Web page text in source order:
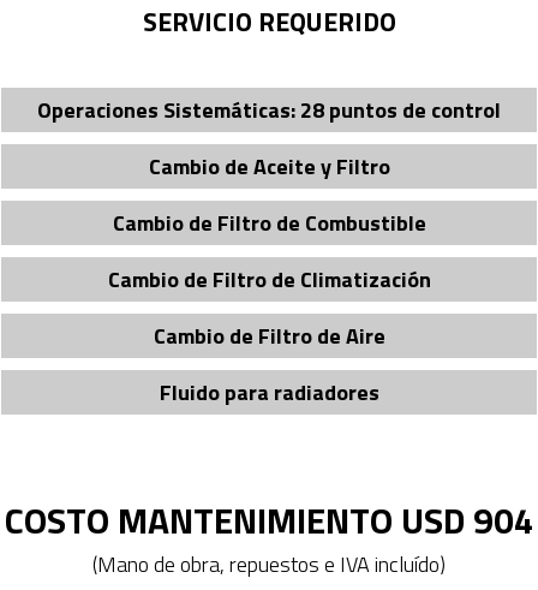
COSTO MANTENIMIENTO USD 904
(Mano de obra, repuestos e IVA incluído)
SERVICIO REQUERIDO
Operaciones Sistemáticas: 28 puntos de control
Cambio de Aceite y Filtro
Cambio de Filtro de Combustible
Cambio de Filtro de Climatización
Cambio de Filtro de Aire
Fluido para radiadores